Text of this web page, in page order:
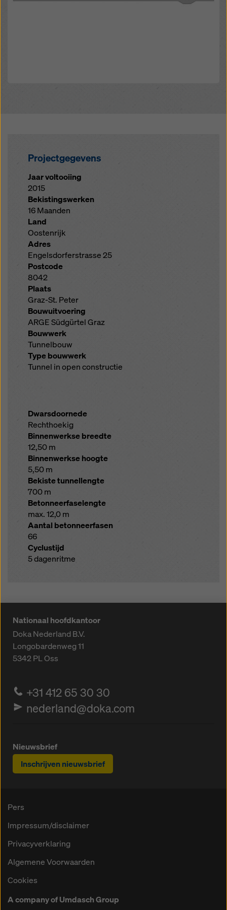
Projectgegevens
Jaar voltooiing
2015
Bekistingswerken
16 Maanden
Land
Oostenrijk
Adres
Engelsdorferstrasse 25
Postcode
8042
Plaats
Graz-St. Peter
Bouwuitvoering
ARGE Südgürtel Graz
Bouwwerk
Tunnelbouw
Type bouwwerk
Tunnel in open constructie
Dwarsdoornede
Rechthoekig
Binnenwerkse breedte
12,50 m
Binnenwerkse hoogte
5,50 m
Bekiste tunnellengte
700 m
Betonneerfaselengte
max. 12,0 m
Aantal betonneerfasen
66
Cyclustijd
5 dagenritme
Nationaal hoofdkantoor
Doka Nederland B.V.
Longobardenweg 11
5342 PLOss
+31 412 65 30 30
nederland@doka.com
Nieuwsbrief
Inschrijven nieuwsbrief
Pers
Impressum/disclaimer
Privacyverklaring
Algemene Voorwaarden
Cookies
A company of Umdasch Group